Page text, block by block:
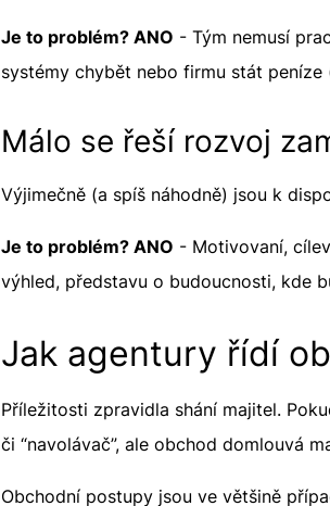
Je to problém? ANO - Tým nemusí
systémy chybět nebo firmu stát peníze
Málo se řeší rozvoj
Výjimečně (a spíš náhodně) jsou k
Je to problém? ANO - Motivovaní,
výhled, představu o budoucnosti, kde
Jak agentury řídí
Příležitosti zpravidla shání majitel.
či “navolávač”, ale obchod domlouvá
Obchodní postupy jsou ve většině